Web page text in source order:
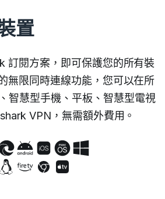
置
訂閱方案，即可保護您的所有裝
無限同時連線功能，您可以在所
智慧型手機、平板、智慧型電視
VPN，無需額外費用。